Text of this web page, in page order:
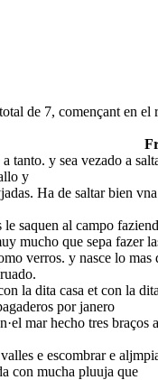
de 7, començant en el
tanto. y sea vezado a
y
Ha de saltar bien
saquen al campo
mucho que sepa fazer
verros. y nasce lo
la dita casa et con la
por janero
mar hecho tres
e escombrar e
con mucha pluuja que